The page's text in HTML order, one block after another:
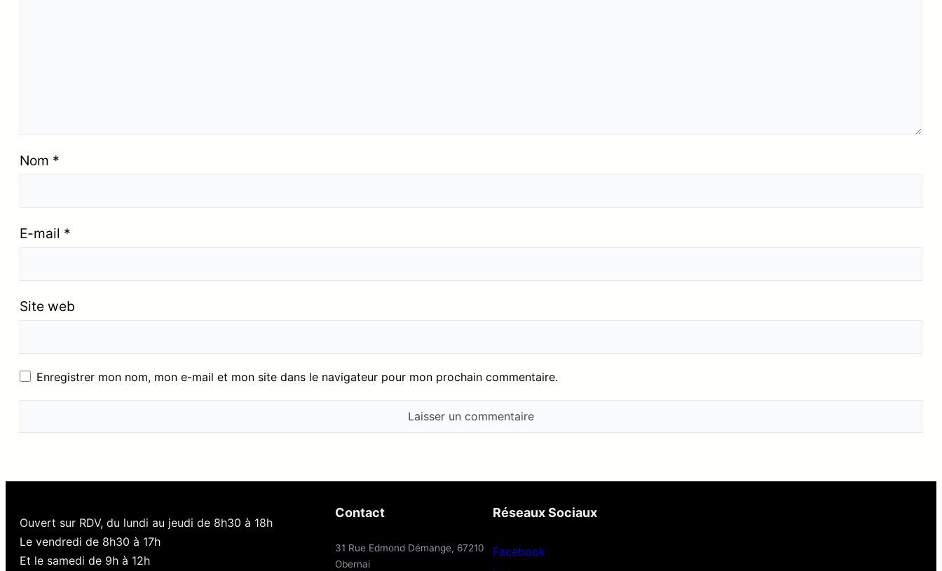
Nom *
E-mail *
Site web
Enregistrer mon nom, mon e-mail et mon site dans le navigateur pour mon prochain commentaire.
Ouvert sur RDV, du lundi au jeudi de 8h30 à 18h
Le vendredi de 8h30 à 17h
Et le samedi de 9h à 12h
Contact
31 Rue Edmond Démange, 67210
Obernai
Réseaux Sociaux
Facebook